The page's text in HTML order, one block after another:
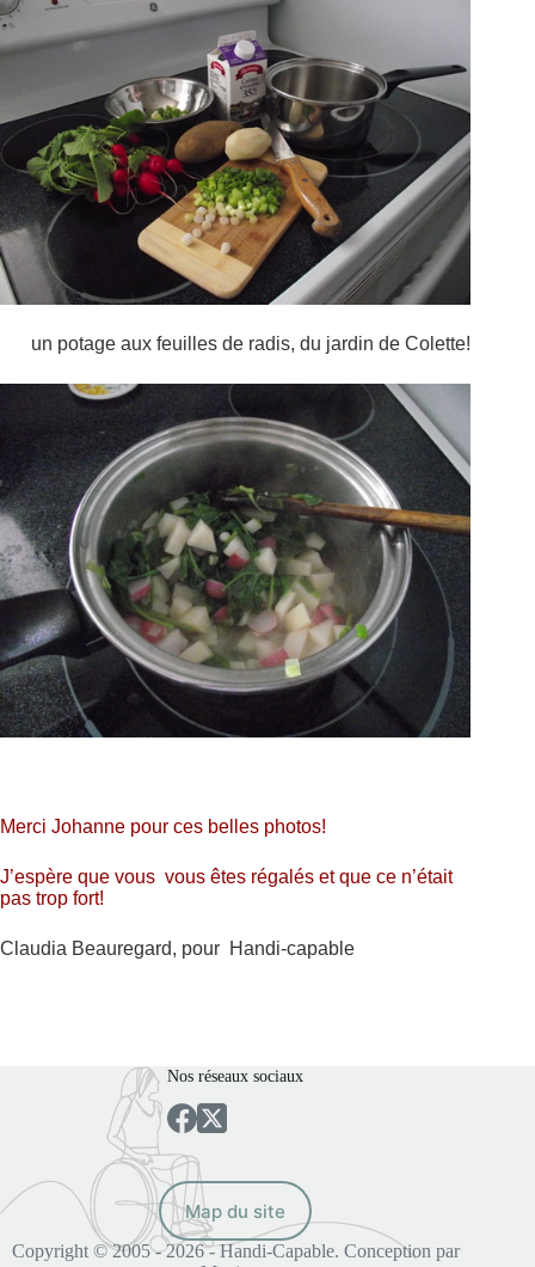
un potage aux feuilles de radis, du jardin de Colette!
Merci Johanne pour ces belles photos!
J’espère que vous vous êtes régalés et que ce n’était
pas trop fort!
Claudia Beauregard, pour Handi-capable
Nos réseaux sociaux
Map du site
Copyright © 2005 - 2026 - Handi-Capable. Conception par